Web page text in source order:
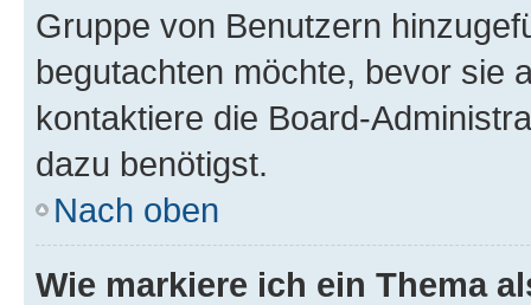
Gruppe von Benutzern
begutachten möchte, bevor sie
kontaktiere die Board-
dazu benötigst.
Nach oben
Wie markiere ich ein Thema